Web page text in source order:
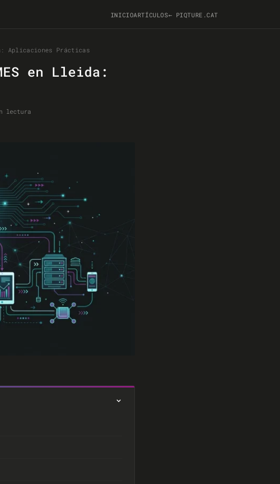
INICIOARTÍCULOS← PIQTURE.CAT
Aplicaciones Prácticas
en Lleida:
lectura